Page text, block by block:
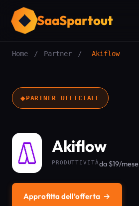
SaaSpartout
Home / Partner / Akiflow
◆PARTNER UFFICIALE
Akiflow
PRODUTTIVITÀda $19/mese
Approfitta dell’offerta →